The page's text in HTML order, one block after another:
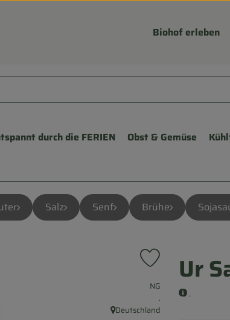
Biohof erleben
durch die FERIEN Obst & Gemüse
Salz Senf Brühe
Ur
.
Produkt zu
, Verband:
NG
, Kontrollstelle:
.
, Herkunft:
Deutschland